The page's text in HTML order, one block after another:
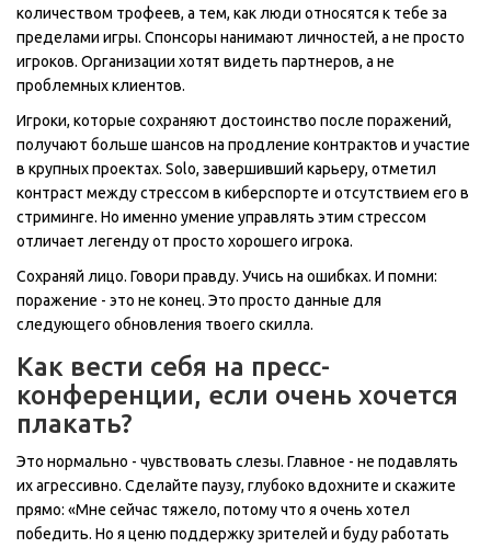
количеством трофеев, а тем, как люди относятся к тебе за
пределами игры. Спонсоры нанимают личностей, а не просто
игроков. Организации хотят видеть партнеров, а не
проблемных клиентов.
Игроки, которые сохраняют достоинство после поражений,
получают больше шансов на продление контрактов и участие
в крупных проектах. Solo, завершивший карьеру, отметил
контраст между стрессом в киберспорте и отсутствием его в
стриминге. Но именно умение управлять этим стрессом
отличает легенду от просто хорошего игрока.
Сохраняй лицо. Говори правду. Учись на ошибках. И помни:
поражение - это не конец. Это просто данные для
следующего обновления твоего скилла.
Как вести себя на пресс-
конференции, если очень хочется
плакать?
Это нормально - чувствовать слезы. Главное - не подавлять
их агрессивно. Сделайте паузу, глубоко вдохните и скажите
прямо: «Мне сейчас тяжело, потому что я очень хотел
победить. Но я ценю поддержку зрителей и буду работать